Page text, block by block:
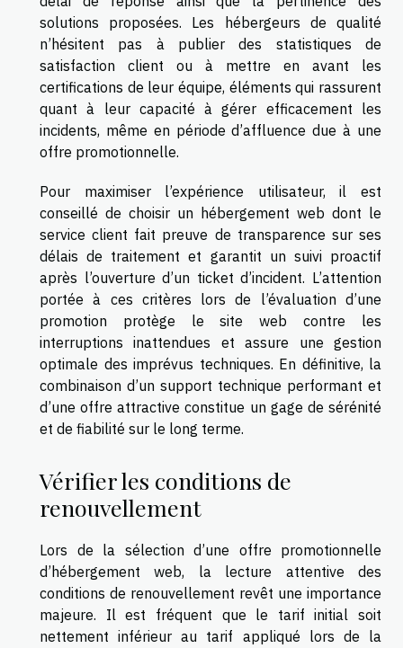
solutions proposées. Les hébergeurs de qualité
n’hésitent pas à publier des statistiques de
satisfaction client ou à mettre en avant les
certifications de leur équipe, éléments qui rassurent
quant à leur capacité à gérer efficacement les
incidents, même en période d’affluence due à une
offre promotionnelle.
Pour maximiser l’expérience utilisateur, il est
conseillé de choisir un hébergement web dont le
service client fait preuve de transparence sur ses
délais de traitement et garantit un suivi proactif
après l’ouverture d’un ticket d’incident. L’attention
portée à ces critères lors de l’évaluation d’une
promotion protège le site web contre les
interruptions inattendues et assure une gestion
optimale des imprévus techniques. En définitive, la
combinaison d’un support technique performant et
d’une offre attractive constitue un gage de sérénité
et de fiabilité sur le long terme.
Vérifier les conditions de
renouvellement
Lors de la sélection d’une offre promotionnelle
d’hébergement web, la lecture attentive des
conditions de renouvellement revêt une importance
majeure. Il est fréquent que le tarif initial soit
nettement inférieur au tarif appliqué lors de la